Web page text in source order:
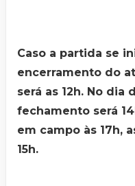
Caso a partida se
encerramento do
será as 12h. No dia
fechamento será
em campo às 17h,
15h.